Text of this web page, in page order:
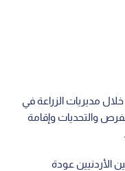
مديريات الزراعة في
والتحديات وإقامة
الأردنيين عودة